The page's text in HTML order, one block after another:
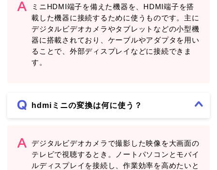
ミニHDMI端子を備えた機器を、HDMI端子を搭
載した機器に接続するために使うものです。主に
デジタルビデオカメラやタブレットなどの小型機
器に搭載されており、ケーブルやアダプタを用い
ることで、外部ディスプレイなどに接続できま
す。
hdmiミニの変換は何に使う？
デジタルビデオカメラで撮影した映像を大画面の
テレビで視聴するとき。ノートパソコンとモバイ
ルディスプレイを接続し、作業効率を高めたいと